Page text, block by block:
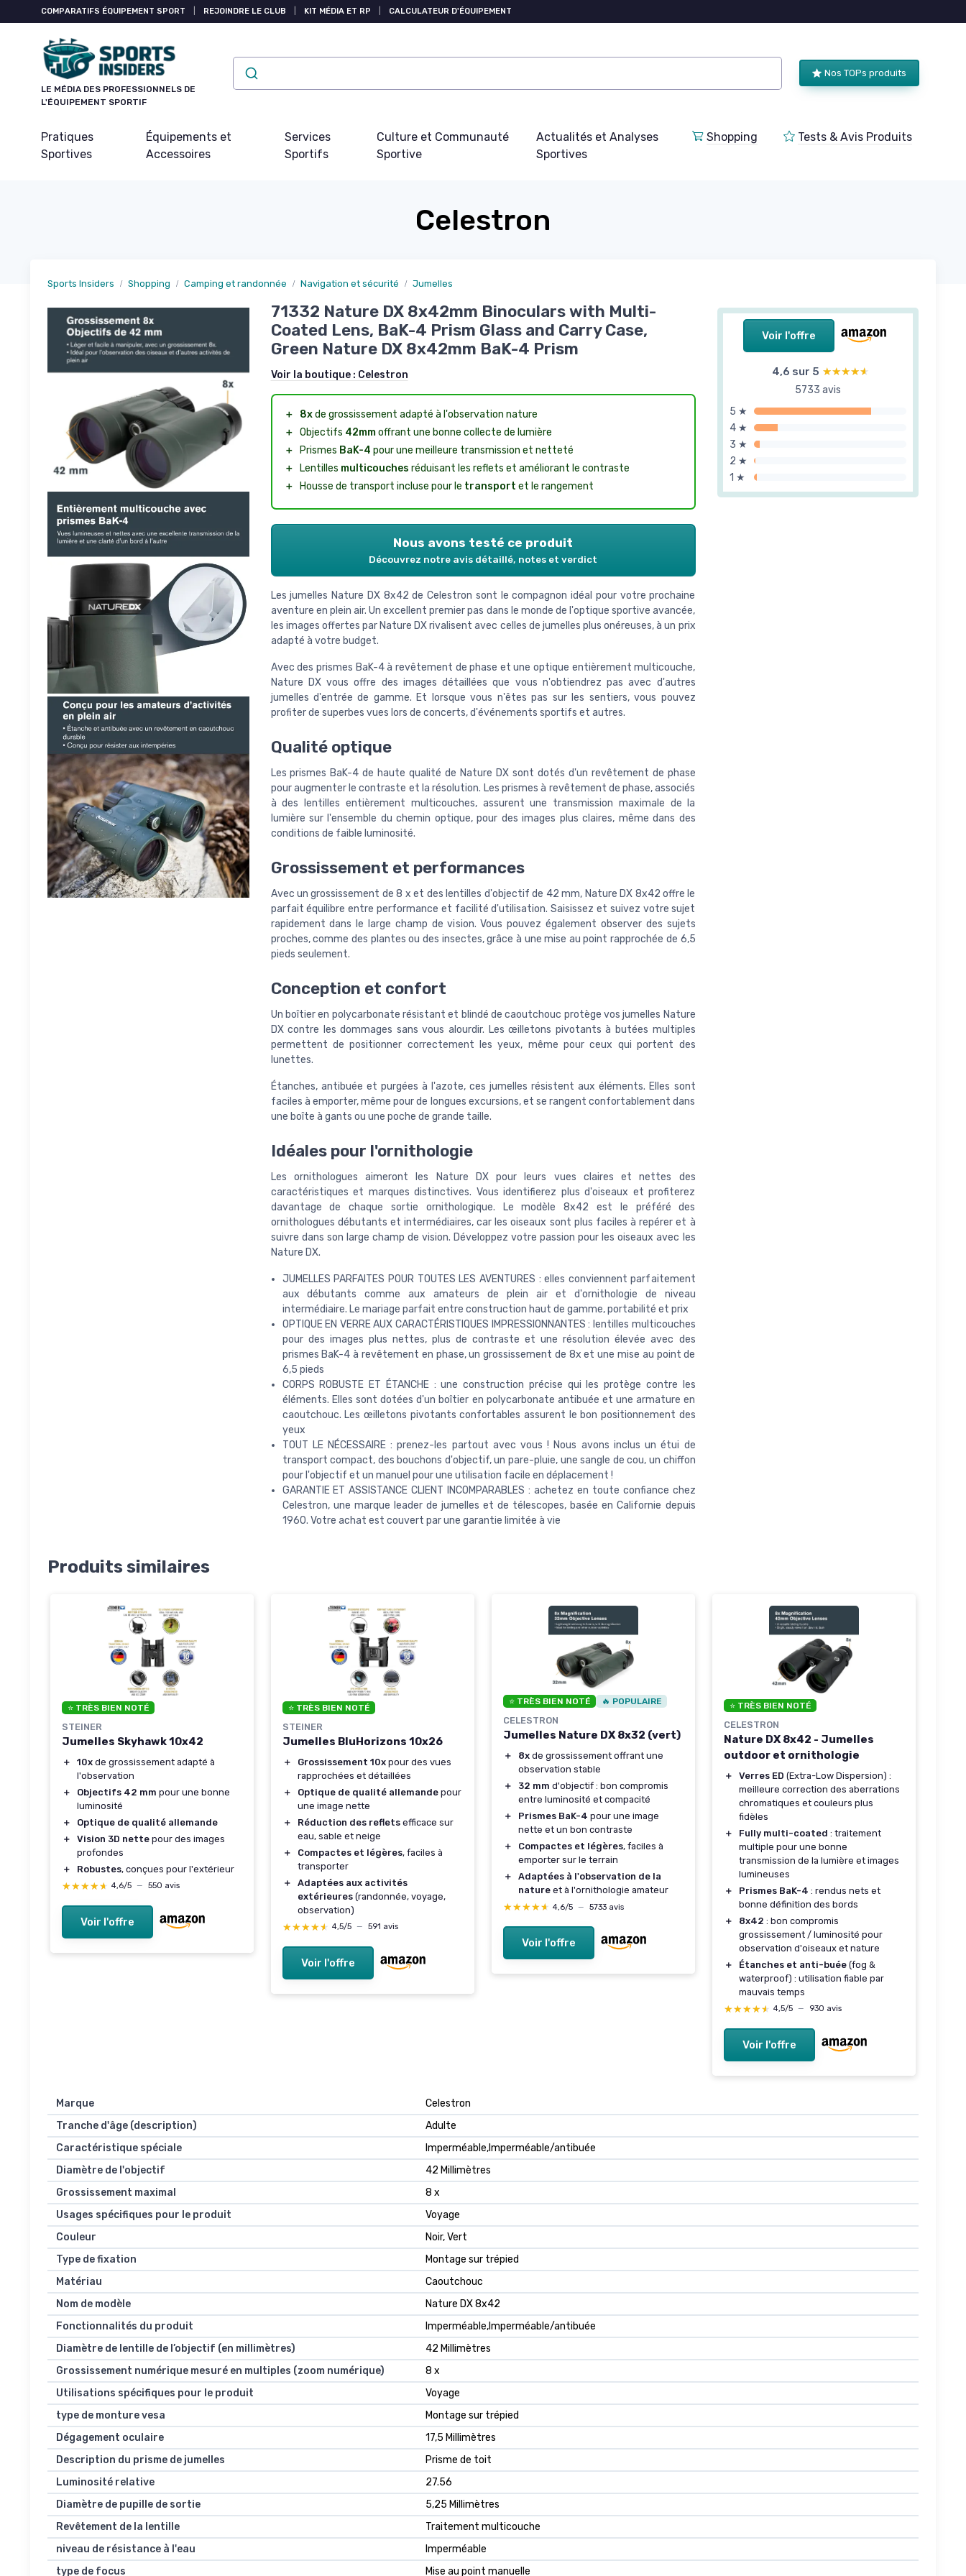
COMPARATIFS ÉQUIPEMENT SPORT REJOINDRE LE CLUB KIT MÉDIA ET RP CALCULATEUR D'ÉQUIPEMENT
LE MÉDIA DES PROFESSIONNELS DE
L'ÉQUIPEMENT SPORTIF
Nos TOPs produits
Pratiques
Sportives
Équipements et
Accessoires
Services
Sportifs
Culture et Communauté
Sportive
Actualités et Analyses
Sportives
Shopping Tests & Avis Produits
Celestron
Sports Insiders Shopping Camping et randonnée Navigation et sécurité Jumelles
Voir l'offre
4,6 sur 5 ★★★★★
★★★★★
5733 avis
5 ★
4 ★
3 ★
2 ★
1 ★
71332 Nature DX 8x42mm Binoculars with Multi-
Coated Lens, BaK-4 Prism Glass and Carry Case,
Green Nature DX 8x42mm BaK-4 Prism
Voir la boutique : Celestron
＋ 8xde grossissement adapté à l'observation nature
＋ Objectifs 42mmoffrant une bonne collecte de lumière
＋
Prismes BaK-4 pour une meilleure transmission et netteté
＋
Lentilles multicouches réduisant les reflets et améliorant le contraste
＋
Housse de transport incluse pour le transport et le rangement
Nous avons testé ce produit
Découvrez notre avis détaillé, notes et verdict
Les jumelles Nature DX 8x42 de Celestron sont le compagnon idéal pour votre prochaine
aventure en plein air. Un excellent premier pas dans le monde de l'optique sportive avancée,
les images offertes par Nature DX rivalisent avec celles de jumelles plus onéreuses, à un prix
adapté à votre budget.
Avec des prismes BaK-4 à revêtement de phase et une optique entièrement multicouche,
Nature DX vous offre des images détaillées que vous n'obtiendrez pas avec d'autres
jumelles d'entrée de gamme. Et lorsque vous n'êtes pas sur les sentiers, vous pouvez
profiter de superbes vues lors de concerts, d'événements sportifs et autres.
Qualité optique
Les prismes BaK-4 de haute qualité de Nature DX sont dotés d'un revêtement de phase
pour augmenter le contraste et la résolution. Les prismes à revêtement de phase, associés
à des lentilles entièrement multicouches, assurent une transmission maximale de la
lumière sur l'ensemble du chemin optique, pour des images plus claires, même dans des
conditions de faible luminosité.
Grossissement et performances
Avec un grossissement de 8 x et des lentilles d'objectif de 42 mm, Nature DX 8x42 offre le
parfait équilibre entre performance et facilité d'utilisation. Saisissez et suivez votre sujet
rapidement dans le large champ de vision. Vous pouvez également observer des sujets
proches, comme des plantes ou des insectes, grâce à une mise au point rapprochée de 6,5
pieds seulement.
Conception et confort
Un boîtier en polycarbonate résistant et blindé de caoutchouc protège vos jumelles Nature
DX contre les dommages sans vous alourdir. Les œilletons pivotants à butées multiples
permettent de positionner correctement les yeux, même pour ceux qui portent des
lunettes.
Étanches, antibuée et purgées à l'azote, ces jumelles résistent aux éléments. Elles sont
faciles à emporter, même pour de longues excursions, et se rangent confortablement dans
une boîte à gants ou une poche de grande taille.
Idéales pour l'ornithologie
Les ornithologues aimeront les Nature DX pour leurs vues claires et nettes des
caractéristiques et marques distinctives. Vous identifierez plus d'oiseaux et profiterez
davantage de chaque sortie ornithologique. Le modèle 8x42 est le préféré des
ornithologues débutants et intermédiaires, car les oiseaux sont plus faciles à repérer et à
suivre dans son large champ de vision. Développez votre passion pour les oiseaux avec les
Nature DX.
JUMELLES PARFAITES POUR TOUTES LES AVENTURES : elles conviennent parfaitement
aux débutants comme aux amateurs de plein air et d'ornithologie de niveau
intermédiaire. Le mariage parfait entre construction haut de gamme, portabilité et prix
OPTIQUE EN VERRE AUX CARACTÉRISTIQUES IMPRESSIONNANTES : lentilles multicouches
pour des images plus nettes, plus de contraste et une résolution élevée avec des
prismes BaK-4 à revêtement en phase, un grossissement de 8x et une mise au point de
6,5 pieds
CORPS ROBUSTE ET ÉTANCHE : une construction précise qui les protège contre les
éléments. Elles sont dotées d'un boîtier en polycarbonate antibuée et une armature en
caoutchouc. Les œilletons pivotants confortables assurent le bon positionnement des
yeux
TOUT LE NÉCESSAIRE : prenez-les partout avec vous ! Nous avons inclus un étui de
transport compact, des bouchons d'objectif, un pare-pluie, une sangle de cou, un chiffon
pour l'objectif et un manuel pour une utilisation facile en déplacement !
GARANTIE ET ASSISTANCE CLIENT INCOMPARABLES : achetez en toute confiance chez
Celestron, une marque leader de jumelles et de télescopes, basée en Californie depuis
1960. Votre achat est couvert par une garantie limitée à vie
Produits similaires
⭐ TRÈS BIEN NOTÉ
STEINER
Jumelles Skyhawk 10x42
＋ 10x de grossissement adapté à
l'observation
＋
Objectifs 42 mm pour une bonne
luminosité
＋
Optique de qualité allemande
＋
Vision 3D nette pour des images
profondes
＋
Robustes, conçues pour l'extérieur
★★★★★
★★★★★ 4,6/5 — 550 avis
Voir l'offre
⭐ TRÈS BIEN NOTÉ
STEINER
Jumelles BluHorizons 10x26
＋ Grossissement 10x pour des vues
rapprochées et détaillées
＋
Optique de qualité allemande pour
une image nette
＋
Réduction des reflets efficace sur
eau, sable et neige
＋
Compactes et légères, faciles à
transporter
＋
Adaptées aux activités
extérieures (randonnée, voyage,
observation)
★★★★★
★★★★★ 4,5/5 — 591 avis
Voir l'offre
⭐ TRÈS BIEN NOTÉ 🔥 POPULAIRE
CELESTRON
Jumelles Nature DX 8x32 (vert)
＋ 8x de grossissement offrant une
observation stable
＋
32 mm d'objectif : bon compromis
entre luminosité et compacité
＋
Prismes BaK-4 pour une image
nette et un bon contraste
＋
Compactes et légères, faciles à
emporter sur le terrain
＋
Adaptées à l'observation de la
nature et à l'ornithologie amateur
★★★★★
★★★★★ 4,6/5 — 5733 avis
Voir l'offre
⭐ TRÈS BIEN NOTÉ
CELESTRON
Nature DX 8x42 - Jumelles
outdoor et ornithologie
＋ Verres ED (Extra-Low Dispersion) :
meilleure correction des aberrations
chromatiques et couleurs plus
fidèles
＋
Fully multi-coated : traitement
multiple pour une bonne
transmission de la lumière et images
lumineuses
＋
Prismes BaK-4 : rendus nets et
bonne définition des bords
＋
8x42 : bon compromis
grossissement / luminosité pour
observation d'oiseaux et nature
＋
Étanches et anti-buée (fog &
waterproof) : utilisation fiable par
mauvais temps
★★★★★
★★★★★ 4,5/5 — 930 avis
Voir l'offre
Marque
Celestron
Tranche d'âge (description)
Adulte
Caractéristique spéciale
Imperméable,Imperméable/antibuée
Diamètre de l'objectif
42 Millimètres
Grossissement maximal
8 x
Usages spécifiques pour le produit
Voyage
Couleur
Noir, Vert
Type de fixation
Montage sur trépied
Matériau
Caoutchouc
Nom de modèle
Nature DX 8x42
Fonctionnalités du produit
Imperméable,Imperméable/antibuée
Diamètre de lentille de l’objectif (en millimètres)
42 Millimètres
Grossissement numérique mesuré en multiples (zoom numérique)
8 x
Utilisations spécifiques pour le produit
Voyage
type de monture vesa
Montage sur trépied
Dégagement oculaire
17,5 Millimètres
Description du prisme de jumelles
Prisme de toit
Luminosité relative
27.56
Diamètre de pupille de sortie
5,25 Millimètres
Revêtement de la lentille
Traitement multicouche
niveau de résistance à l'eau
Imperméable
type de focus
Mise au point manuelle
Panneau de gestion des cookies